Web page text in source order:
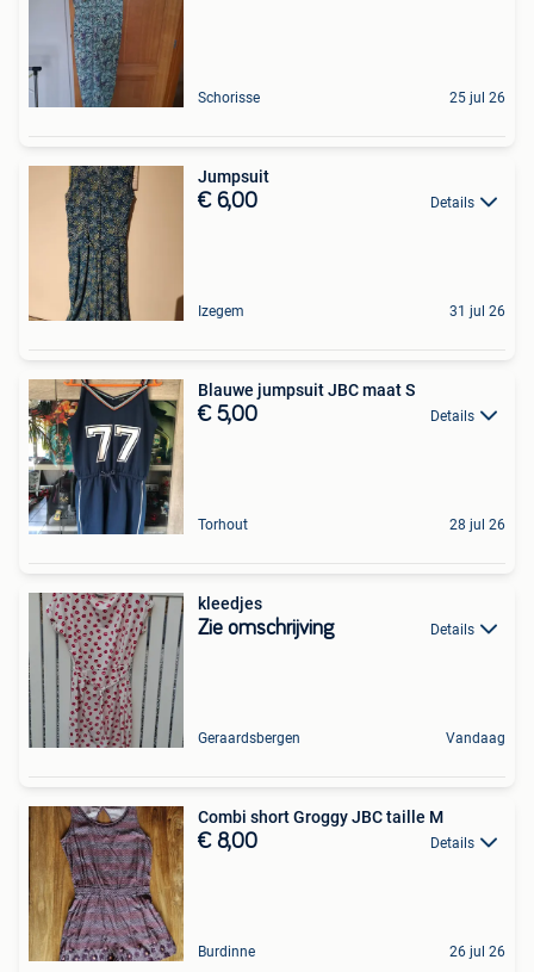
Schorisse 25 jul 26
Jumpsuit
€ 6,00 Details
Izegem 31 jul 26
Blauwe jumpsuit JBC maat S
€ 5,00 Details
Torhout 28 jul 26
kleedjes
Zie omschrijving Details
Geraardsbergen Vandaag
Combi short Groggy JBC taille M
€ 8,00 Details
Burdinne 26 jul 26